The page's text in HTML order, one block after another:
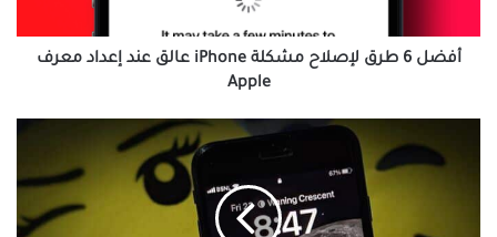
إعداد
معرف
أفضل 6 طرق لإصلاح مشكلة iPhone عالق عند إعداد معرف
Apple